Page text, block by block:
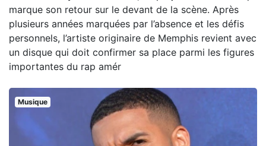
marque son retour sur le devant de la scène. Après
plusieurs années marquées par l’absence et les défis
personnels, l’artiste originaire de Memphis revient avec
un disque qui doit confirmer sa place parmi les figures
importantes du rap amér
Musique